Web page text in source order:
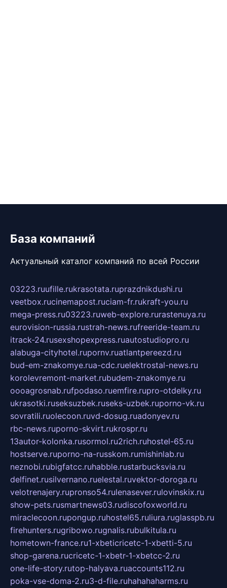
База компаний
Актуальный каталог компаний по всей России
03223.ruufille.rukrasotata.ruprazdnikdushi.ru
veetbox.rucinemapost.ruciam-fr.rukraft-you.ru
mega-press.ru03223.ruweb-explore.rurastenuya.ru
eurovision-russia.rustrah-news.rufreeride-team.ru
itrack-24.rusexshopexpress.ruautostudiopro.ru
alabuga-cityhotel.rupornv.ruatlantpereezd.ru
bud-em-znakomye.rua-cdc.ruelektrostal-news.ru
korolevremont-market.rubudem-znakomye.ru
oooagrosnab.rufpodaso.ruemfire.rupro-otdelky.ru
ukrasotki.ruseksuzbek.ruseks-uzbek.ruporno-vk.ru
sovratili.ruolecoon.ruvd-dosug.ruadonyev.ru
rbc-news.ruporno-skvirt.rukrospr.ru
13autor-kolonka.rusormol.ru2rich.ruhostel-65.ru
hostserve.ruporno-na-russkom.rumishinlab.ru
neznobi.rubigfatcc.ruhabble.rustarbucksvia.ru
delfinet.rusilvernano.ruelestal.ruvektor-doroga.ru
velotrenajery.rupronso54.rulenasever.rulovinskix.ru
show-pets.rusmartnews03.rudiscofoxworld.ru
miraclecoon.rupongup.ruhostel65.ruliura.ruglasspb.ru
firehunters.rugribowo.rugnalis.rubulkitula.ru
hometown-france.ru1-xbeticricetc-1-xbetti-5.ru
shop-garena.rucricetc-1-xbetr-1-xbetcc-2.ru
one-life-story.rutop-halyava.ruaccounts112.ru
poka-vse-doma-2.ru3-d-file.ruhahahaharms.ru